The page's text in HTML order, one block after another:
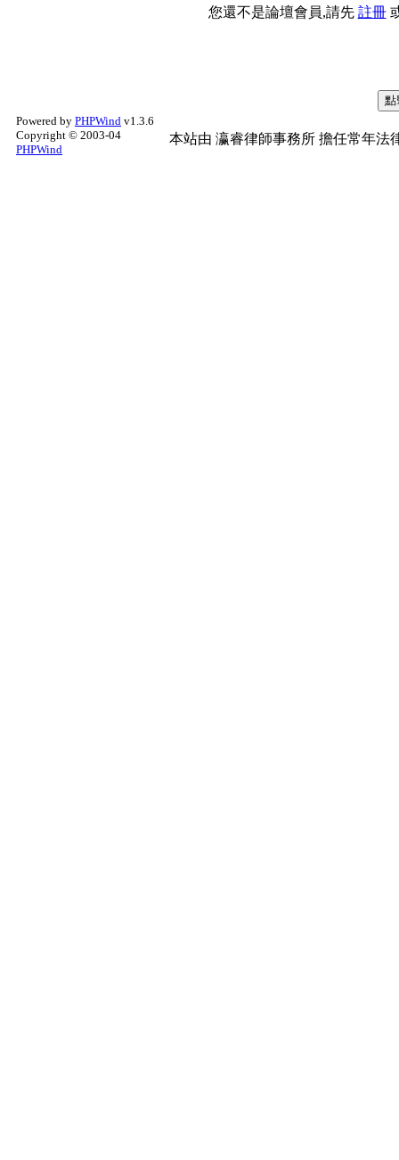
您還不是論壇會員,請先 註冊
Powered by PHPWind v1.3.6
Copyright © 2003-04
PHPWind
本站由 瀛睿律師事務所 擔任常年法